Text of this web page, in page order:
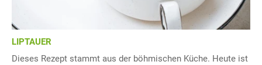
LIPTAUER
Dieses Rezept stammt aus der böhmischen Küche. Heute ist